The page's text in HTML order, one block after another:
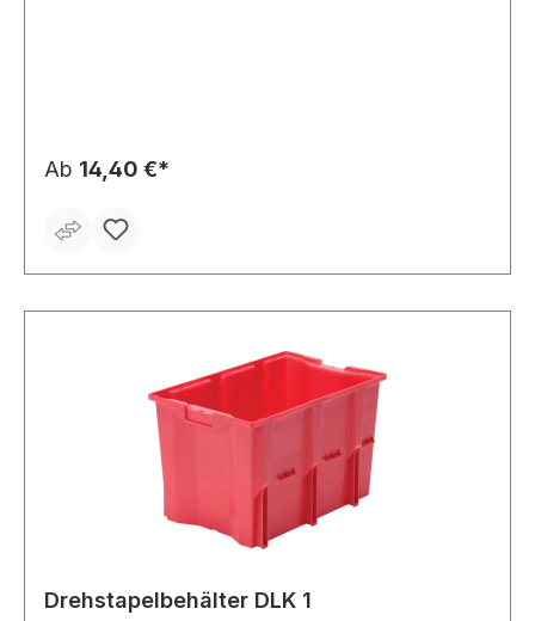
Ab 14,40 €*
Drehstapelbehälter DLK 1